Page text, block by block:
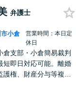
の方はご相談くださ
弁護士
小倉
営業時間：本日定
休日
倉支部・小倉簡易裁判
短即日対応可能。離婚
護権、財産分与等複雑